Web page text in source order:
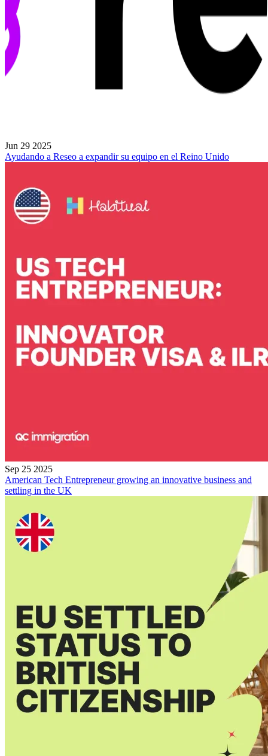
Jun 29 2025
Ayudando a Reseo a expandir su equipo en el Reino Unido
Sep 25 2025
American Tech Entrepreneur growing an innovative business and
settling in the UK